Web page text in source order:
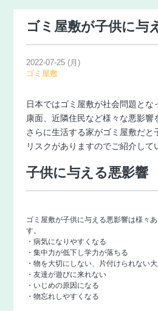
ゴミ屋敷が子供に与
2022-07-25 (月)
ゴミ屋敷
日本ではゴミ屋敷が社会問題とな
康面、近隣住民など様々な悪影響
さらに生活する家がゴミ屋敷だと
リスクがありますのでご紹介して
子供に与える悪影響
ゴミ屋敷が子供に与える悪影響は様々
す。
・病気になりやすくなる
・集中力が低下し学力が落ちる
・物を大切にしない、片付けられない
・友達が遊びに来れない
・いじめの原因になる
・物忘れしやすくなる